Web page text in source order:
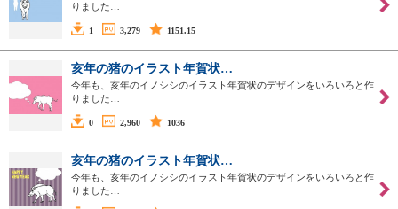
りました…
1 3,279 1151.15
亥年の猪のイラスト年賀状…
今年も、亥年のイノシシのイラスト年賀状のデザインをいろいろと作
りました…
0 2,960 1036
亥年の猪のイラスト年賀状…
今年も、亥年のイノシシのイラスト年賀状のデザインをいろいろと作
りました…